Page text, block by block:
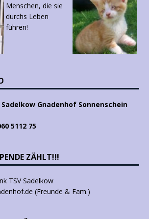
Gnadenhof Sonnenschein
5112 75
ZÄHLT!!!
(Freunde & Fam.)